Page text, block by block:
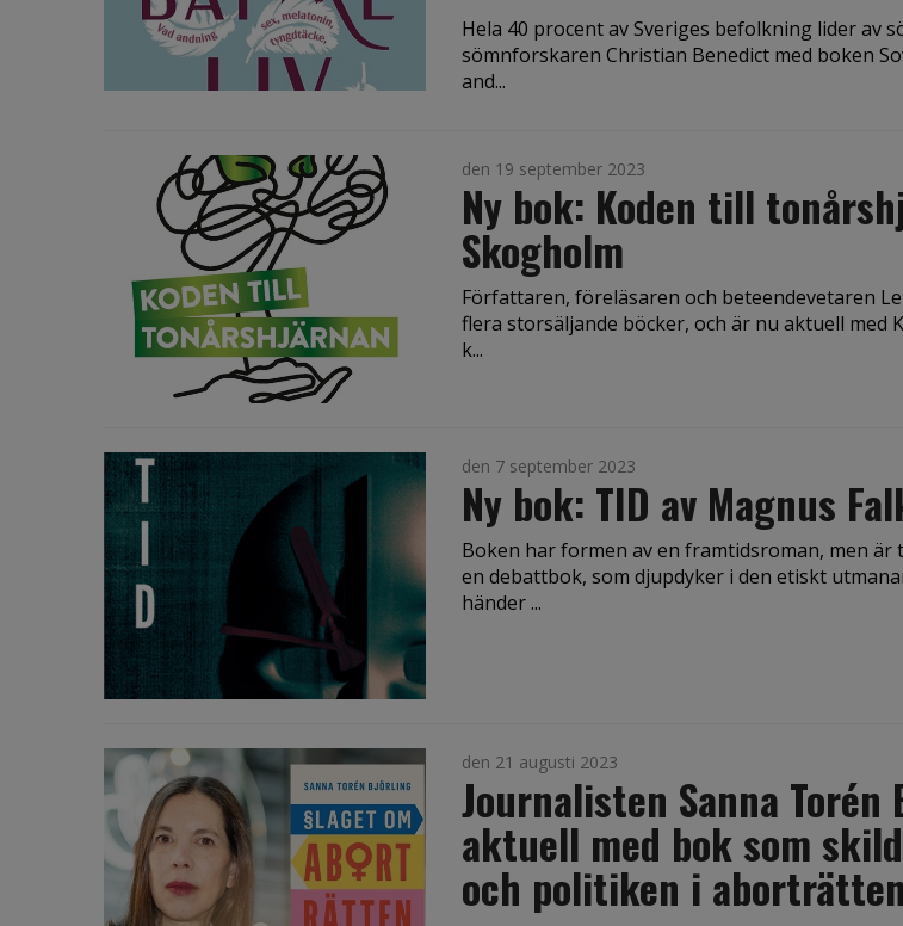
Hela 40 procent av Sveriges befolkning lider av
sömnforskaren Christian Benedict med boken
and...
den 19 september 2023
Ny bok: Koden till
Skogholm
Författaren, föreläsaren och beteendevetaren
flera storsäljande böcker, och är nu aktuell med
k...
den 7 september 2023
Ny bok: TID av Magnus
Boken har formen av en framtidsroman, men är
en debattbok, som djupdyker i den etiskt
händer ...
den 21 augusti 2023
Journalisten Sanna
aktuell med bok som
och politiken i